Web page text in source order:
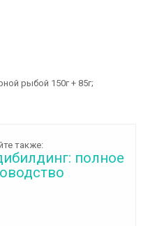
рыбой 150г + 85г;
также:
полное